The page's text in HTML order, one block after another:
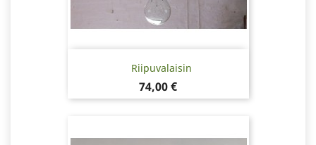
Riipuvalaisin
Hinta
74,00 €